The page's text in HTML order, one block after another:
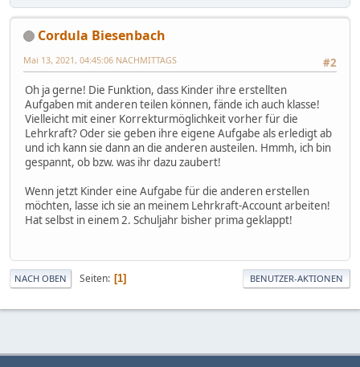
Cordula Biesenbach
#2
Mai 13, 2021, 04:45:06 NACHMITTAGS
Oh ja gerne! Die Funktion, dass Kinder ihre erstellten
Aufgaben mit anderen teilen können, fände ich auch klasse!
Vielleicht mit einer Korrekturmöglichkeit vorher für die
Lehrkraft? Oder sie geben ihre eigene Aufgabe als erledigt ab
und ich kann sie dann an die anderen austeilen. Hmmh, ich bin
gespannt, ob bzw. was ihr dazu zaubert!
Wenn jetzt Kinder eine Aufgabe für die anderen erstellen
möchten, lasse ich sie an meinem Lehrkraft-Account arbeiten!
Hat selbst in einem 2. Schuljahr bisher prima geklappt!
NACH OBEN Seiten 1 BENUTZER-AKTIONEN